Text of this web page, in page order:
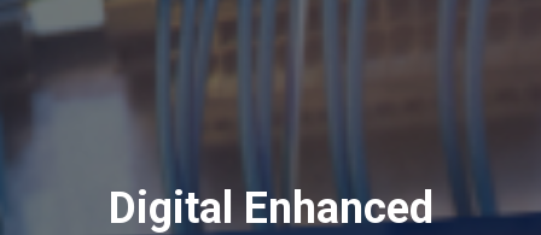
Digital Enhanced